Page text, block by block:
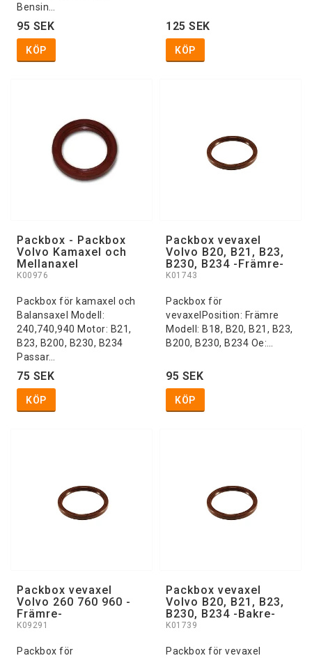
Bensin…
95 SEK
KÖP
125 SEK
KÖP
Packbox - Packbox
Volvo Kamaxel och
Mellanaxel
K00976
Packbox för kamaxel och
Balansaxel Modell:
240,740,940 Motor: B21,
B23, B200, B230, B234
Passar…
75 SEK
KÖP
Packbox vevaxel
Volvo B20, B21, B23,
B230, B234 -Främre-
K01743
Packbox för
vevaxelPosition: Främre
Modell: B18, B20, B21, B23,
B200, B230, B234 Oe:…
95 SEK
KÖP
Packbox vevaxel
Volvo 260 760 960 -
Främre-
K09291
Packbox för
Packbox vevaxel
Volvo B20, B21, B23,
B230, B234 -Bakre-
K01739
Packbox för vevaxel